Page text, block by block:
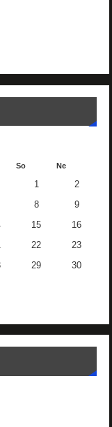
So Ne
1 2
8 9
15 16
22 23
29 30